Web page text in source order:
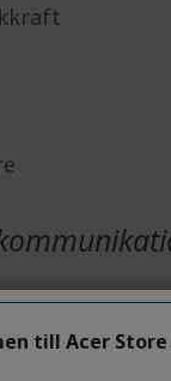
till Acer Store